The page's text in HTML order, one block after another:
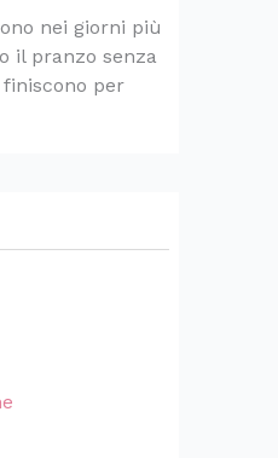
nei giorni più
il pranzo senza
per